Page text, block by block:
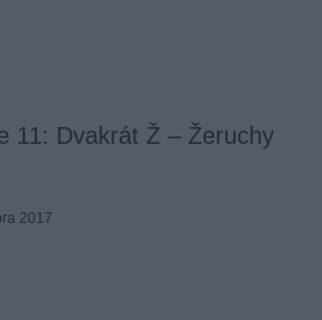
11: Dvakrát Ž – Žeruchy
2017